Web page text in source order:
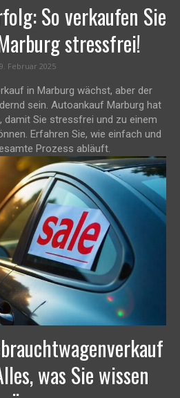
So verkaufen Sie
stressfrei!
Februar 2025
in Marburg wächst, aber der
sein. Autoankauf Marburg hat
damit Sie stressfrei und zu einem
Erfahren Sie, wie einfach und
Prozess abläuft.
was Sie wissen